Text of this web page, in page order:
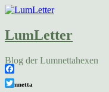
LumLetter
Blog der Lumnettahexen
Lumnetta
Facebook